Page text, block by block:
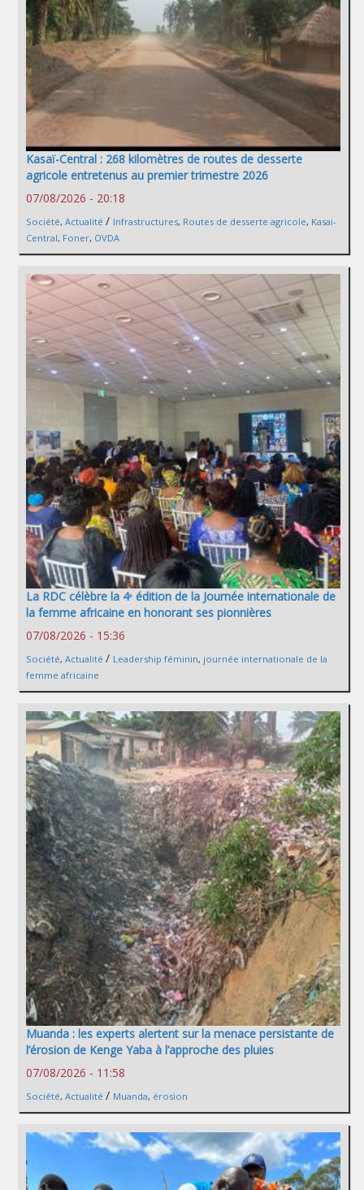
Kasaï-Central : 268 kilomètres de routes de desserte
agricole entretenus au premier trimestre 2026
07/08/2026 - 20:18
Société, Actualité / Infrastructures, Routes de desserte agricole, Kasai-
Central, Foner, OVDA
La RDC célèbre la 4ᵉ édition de la Journée internationale de
la femme africaine en honorant ses pionnières
07/08/2026 - 15:36
Société, Actualité / Leadership féminin, journée internationale de la
femme africaine
Muanda : les experts alertent sur la menace persistante de
l’érosion de Kenge Yaba à l’approche des pluies
07/08/2026 - 11:58
Société, Actualité / Muanda, érosion